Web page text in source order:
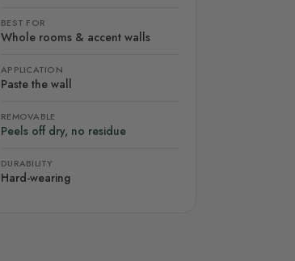
BEST FOR
Whole rooms & accent walls
APPLICATION
Paste the wall
REMOVABLE
Peels off dry, no residue
DURABILITY
Hard-wearing